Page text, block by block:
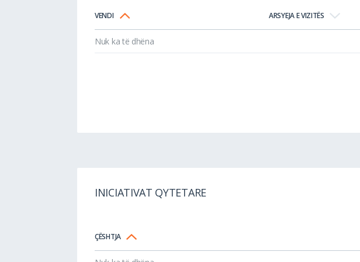
VENDI ARSYEJA E VIZITËS
Nuk ka të dhëna
INICIATIVAT QYTETARE
ÇËSHTJA